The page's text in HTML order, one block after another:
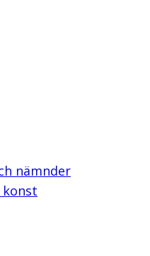
nämnder
konst